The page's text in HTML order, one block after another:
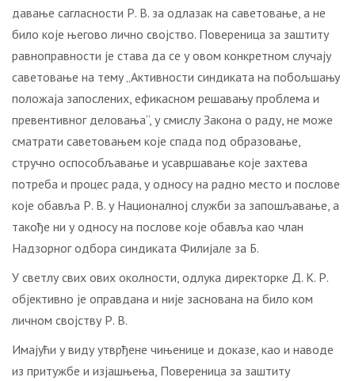
давање сагласности Р. В. за одлазак на саветовање, а не
било које његово лично својство. Повереница за заштиту
равноправности је става да се у овом конкретном случају
саветовање на тему „Активности синдиката на побољшању
положаја запослених, ефикасном решавању проблема и
превентивног деловања“, у смислу Закона о раду, не може
сматрати саветовањем које спада под образовање,
стручно оспособљавање и усавршавање које захтева
потреба и процес рада, у односу на радно место и послове
које обавља Р. В. у Националној служби за запошљавање, а
такође ни у односу на послове које обавља као члан
Надзорног одбора синдиката Филијале за Б.
У светлу свих ових околности, одлука директорке Д. К. Р.
објективно је оправдана и није заснована на било ком
личном својству Р. В.
Имајући у виду утврђене чињенице и доказе, као и наводе
из притужбе и изјашњења, Повереница за заштиту